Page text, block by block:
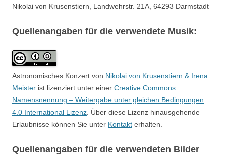
Nikolai von Krusenstiern, Landwehrstr. 21A, 64293 Darmstadt
Quellenangaben für die verwendete Musik:
Astronomisches Konzert von Nikolai von Krusenstiern & Irena
Meister ist lizenziert unter einer Creative Commons
Namensnennung – Weitergabe unter gleichen Bedingungen
4.0 International Lizenz . Über diese Lizenz hinausgehende
Erlaubnisse können Sie unter Kontakt erhalten.
Quellenangaben für die verwendeten Bilder